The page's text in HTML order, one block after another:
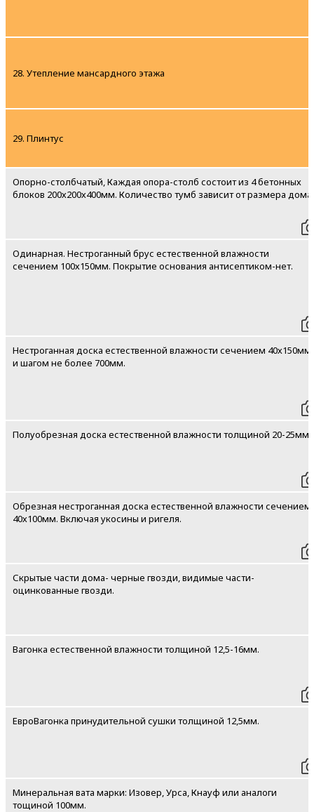
28. Утепление мансардного этажа
29. Плинтус
Опорно-столбчатый, Каждая опора-столб состоит из 4 бетонных
блоков 200х200х400мм. Количество тумб зависит от размера дома
Одинарная. Нестроганный брус естественной влажности
сечением 100х150мм. Покрытие основания антисептиком-нет.
Нестроганная доска естественной влажности сечением 40х150мм.
и шагом не более 700мм.
Полуобрезная доска естественной влажности толщиной 20-25мм.
Обрезная нестроганная доска естественной влажности сечением
40х100мм. Включая укосины и ригеля.
Скрытые части дома- черные гвозди, видимые части-
оцинкованные гвозди.
Вагонка естественной влажности толщиной 12,5-16мм.
ЕвроВагонка принудительной сушки толщиной 12,5мм.
Минеральная вата марки: Изовер, Урса, Кнауф или аналоги
тощиной 100мм.